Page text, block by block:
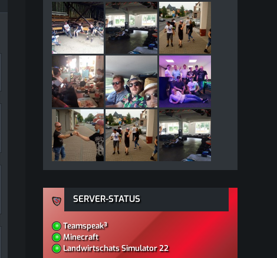
SERVER-STATUS
Teamspeak³
Minecraft
Landwirtschats Simulator 22